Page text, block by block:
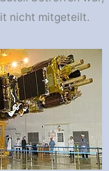
nicht mitgeteilt.